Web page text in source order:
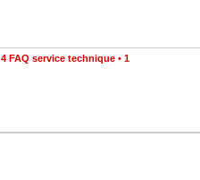
4 FAQ service technique • 1